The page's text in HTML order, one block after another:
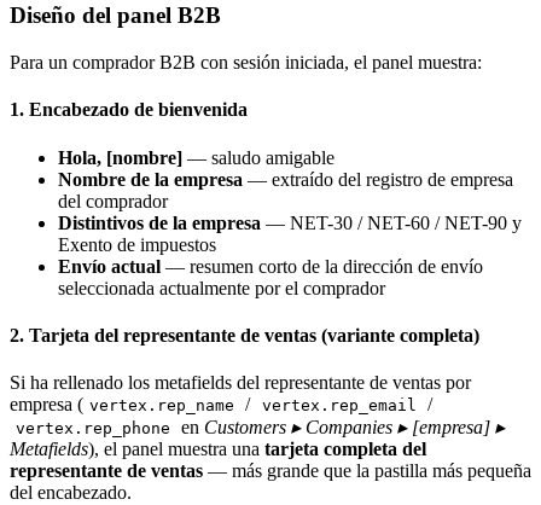
Diseño del panel B2B
Para un comprador B2B con sesión iniciada, el panel muestra:
1. Encabezado de bienvenida
Hola, [nombre] — saludo amigable
Nombre de la empresa — extraído del registro de empresa
del comprador
Distintivos de la empresa — NET-30 / NET-60 / NET-90 y
Exento de impuestos
Envío actual — resumen corto de la dirección de envío
seleccionada actualmente por el comprador
2. Tarjeta del representante de ventas (variante completa)
Si ha rellenado los metafields del representante de ventas por
empresa ( vertex.rep_name / vertex.rep_email /
vertex.rep_phone en Customers ▸ Companies ▸ [empresa] ▸
Metafields), el panel muestra una tarjeta completa del
representante de ventas — más grande que la pastilla más pequeña
del encabezado.